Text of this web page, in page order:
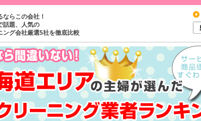
ならこの会社！
話題、人気の
ング会社厳選5社を徹底比較